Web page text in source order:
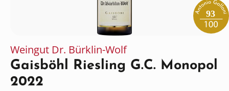
93
Weingut Dr. Bürklin-Wolf
Gaisböhl Riesling G.C. Monopol
2022